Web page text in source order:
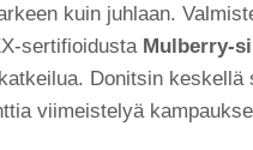
kuin juhlaan.
sertifioidusta Mulberry-
Donitsin keskellä
viimeistelyä